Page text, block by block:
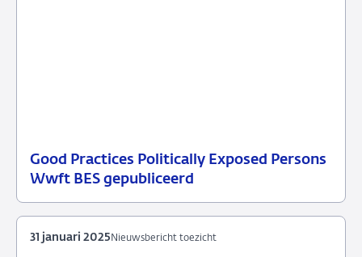
Good Practices Politically Exposed Persons
Wwft BES gepubliceerd
11
Nieuwsbericht
Nieuwsbericht toezicht
31 januari 2025